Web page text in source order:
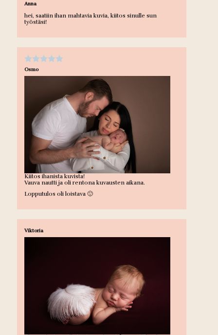
Anna
hei, saatiin ihan mahtavia kuvia, kiitos sinulle sun
työstäsi!
Osmo
Kiitos ihanista kuvista!
Vauva nautti ja oli rentona kuvausten aikana.
Lopputulos oli loistava 🙂
Viktoria